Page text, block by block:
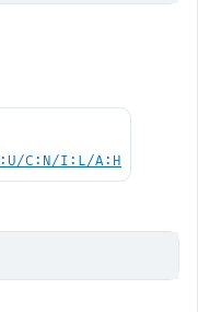
C:N/I:L/A:H